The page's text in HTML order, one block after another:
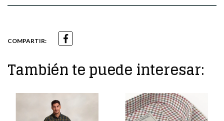
COMPARTIR:
También te puede interesar: